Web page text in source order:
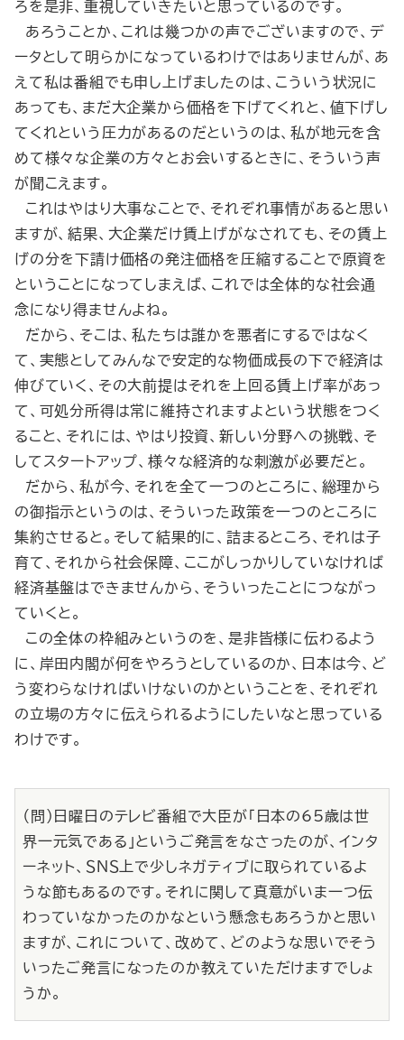
ろを是非、重視していきたいと思っているのです。
あろうことか、これは幾つかの声でございますので、デ
ータとして明らかになっているわけではありませんが、あ
えて私は番組でも申し上げましたのは、こういう状況に
あっても、まだ大企業から価格を下げてくれと、値下げし
てくれという圧力があるのだというのは、私が地元を含
めて様々な企業の方々とお会いするときに、そういう声
が聞こえます。
これはやはり大事なことで、それぞれ事情があると思い
ますが、結果、大企業だけ賃上げがなされても、その賃上
げの分を下請け価格の発注価格を圧縮することで原資を
ということになってしまえば、これでは全体的な社会通
念になり得ませんよね。
だから、そこは、私たちは誰かを悪者にするではなく
て、実態としてみんなで安定的な物価成長の下で経済は
伸びていく、その大前提はそれを上回る賃上げ率があっ
て、可処分所得は常に維持されますよという状態をつく
ること、それには、やはり投資、新しい分野への挑戦、そ
してスタートアップ、様々な経済的な刺激が必要だと。
だから、私が今、それを全て一つのところに、総理から
の御指示というのは、そういった政策を一つのところに
集約させると。そして結果的に、詰まるところ、それは子
育て、それから社会保障、ここがしっかりしていなければ
経済基盤はできませんから、そういったことにつながっ
ていくと。
この全体の枠組みというのを、是非皆様に伝わるよう
に、岸田内閣が何をやろうとしているのか、日本は今、ど
う変わらなければいけないのかということを、それぞれ
の立場の方々に伝えられるようにしたいなと思っている
わけです。
（問）日曜日のテレビ番組で大臣が「日本の65歳は世
界一元気である」というご発言をなさったのが、インタ
ーネット、ＳＮＳ上で少しネガティブに取られているよ
うな節もあるのです。それに関して真意がいま一つ伝
わっていなかったのかなという懸念もあろうかと思い
ますが、これについて、改めて、どのような思いでそう
いったご発言になったのか教えていただけますでしょ
うか。